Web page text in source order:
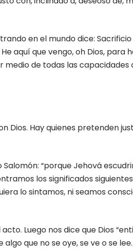
en el mundo dice:
aquí que vengo, oh Dios,
de todas las capacidades
Hay quienes pretenden
“porque Jehová
los significados
lo sintamos, ni seamos
Luego nos dice que Dios
que no se oye, se ve o se